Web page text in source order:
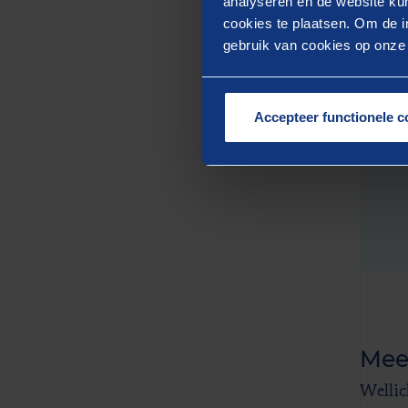
cookies te plaatsen. Om de
gebruik van cookies op
Accepteer functionele